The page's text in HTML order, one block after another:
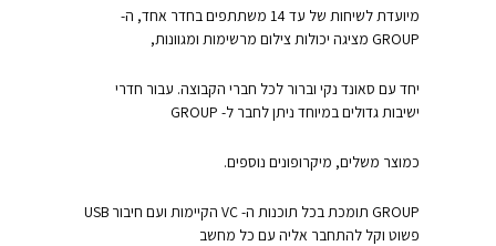
מיועדת לשיחות של עד 14 משתתפים בחדר אחד, ה-
GROUP מציגה יכולות צילום מרשימות ומגוונות,
יחד עם סאונד נקי וברור לכל חברי הקבוצה. עבור חדרי
ישיבות גדולים במיוחד ניתן לחבר ל- GROUP
כמוצר משלים, מיקרופונים נוספים.
GROUP תומכת בכל תוכנות ה- VC הקיימות ועם חיבור USB
פשוט וקל להתחבר אליה עם כל מחשב